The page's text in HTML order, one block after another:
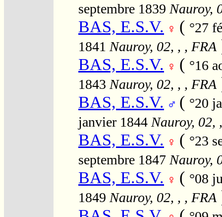
septembre 1839 Nauroy,
BAS, E.S.V. ( °27
1841 Nauroy, 02, , , FRA
BAS, E.S.V.
( °16
1843 Nauroy, 02, , , FRA
BAS, E.S.V.
( °20
janvier 1844 Nauroy, 02,
BAS, E.S.V. ( °23
septembre 1847 Nauroy,
BAS, E.S.V. ( °08
1849 Nauroy, 02, , , FRA